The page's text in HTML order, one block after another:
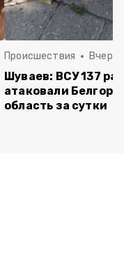
Происшествия Вчера,
Шуваев: ВСУ 137 раз
атаковали
область за сутки